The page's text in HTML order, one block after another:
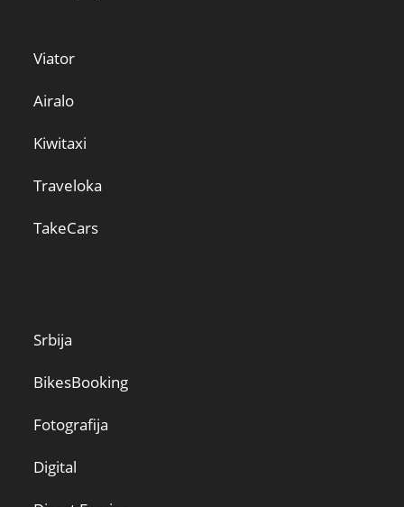
Viator
Airalo
Kiwitaxi
Traveloka
TakeCars
Srbija
BikesBooking
Fotografija
Digital